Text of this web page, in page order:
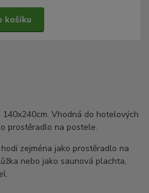
košíku
Vhodná do hotelových
prostěradlo na postele.
zejména jako prostěradlo na
nebo jako saunová plachta,